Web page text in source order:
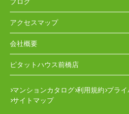
アクセスマップ
会社概要
ピタットハウス前橋店
マンションカタログ 利用規約 プライ
サイトマップ